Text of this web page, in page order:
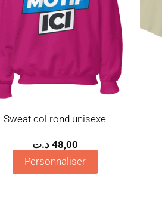
Sweat col rond unisexe
48,00 د.ت
Personnaliser